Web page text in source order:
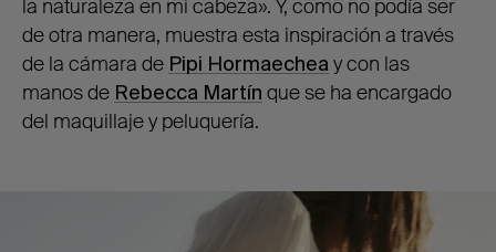
la naturaleza en mi cabeza». Y, como no podía ser
de otra manera, muestra esta inspiración a través
de la cámara de Pipi Hormaechea y con las
manos de Rebecca Martín que se ha encargado
del maquillaje y peluquería.